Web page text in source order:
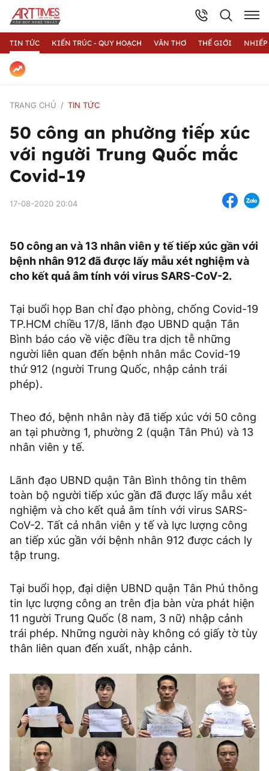
TIN TỨC KIẾN TRÚC - QUY HOẠCH VĂN THƠ THẾ GIỚI
TRANG CHỦ TIN TỨC
50 công an phường tiếp xúc
với người Trung Quốc mắc
Covid-19
17-08-2020 20:04
50 công an và 13 nhân viên y tế tiếp xúc gần với
bệnh nhân 912 đã được lấy mẫu xét nghiệm và
cho kết quả âm tính với virus SARS-CoV-2.
Tại buổi họp Ban chỉ đạo phòng, chống Covid-19
TP.HCM chiều 17/8, lãnh đạo UBND quận Tân
Bình báo cáo về việc điều tra dịch tễ những
người liên quan đến bệnh nhân mắc Covid-19
thứ 912 (người Trung Quốc, nhập cảnh trái
phép).
Theo đó, bệnh nhân này đã tiếp xúc với 50 công
an tại phường 1, phường 2 (quận Tân Phú) và 13
nhân viên y tế.
Lãnh đạo UBND quận Tân Bình thông tin thêm
toàn bộ người tiếp xúc gần đã được lấy mẫu xét
nghiệm và cho kết quả âm tính với virus SARS-
CoV-2. Tất cả nhân viên y tế và lực lượng công
an tiếp xúc gần với bệnh nhân 912 được cách ly
tập trung.
Tại buổi họp, đại diện UBND quận Tân Phú thông
tin lực lượng công an trên địa bàn vừa phát hiện
11 người Trung Quốc (8 nam, 3 nữ) nhập cảnh
trái phép. Những người này không có giấy tờ tùy
thân liên quan đến xuất, nhập cảnh.